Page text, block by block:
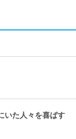
いた人々を喜ばす